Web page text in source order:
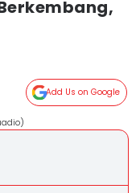
Add Us on Google